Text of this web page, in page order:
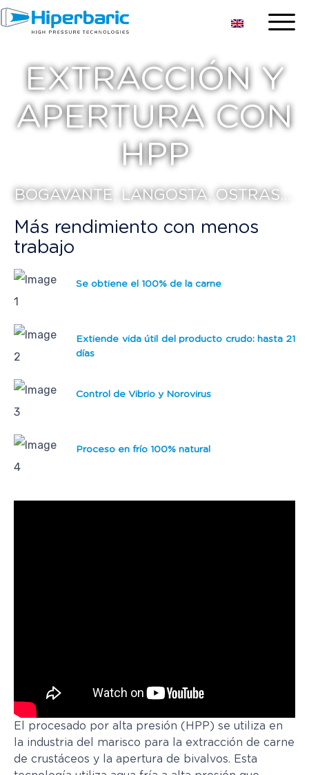
EXTRACCIÓN Y
APERTURA CON
HPP
BOGAVANTE, LANGOSTA, OSTRAS...
Más rendimiento con menos
trabajo
Se obtiene el 100% de la carne
Extiende vida útil del producto crudo: hasta 21
días
Control de Vibrio y Norovirus
Proceso en frío 100% natural
El procesado por alta presión (HPP) se utiliza en
la industria del marisco para la extracción de carne
de crustáceos y la apertura de bivalvos. Esta